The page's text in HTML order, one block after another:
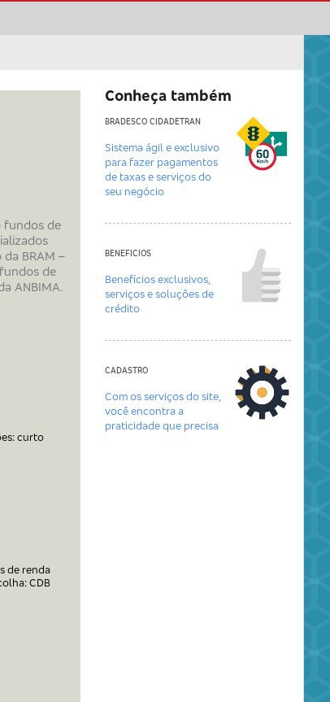
fundos de
BRAM –
de
ANBIMA.
curto
de renda
CDB
Conheça também
BRADESCO CIDADETRAN
Sistema ágil e exclusivo
para fazer pagamentos
de taxas e serviços do
seu negócio
BENEFICIOS
Benefícios exclusivos,
serviços e soluções de
crédito
CADASTRO
Com os serviços do site,
você encontra a
praticidade que precisa